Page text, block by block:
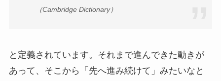
（Cambridge Dictionary）
と定義されています。それまで進んできた動きが
あって、そこから「先へ進み続けて」みたいなと